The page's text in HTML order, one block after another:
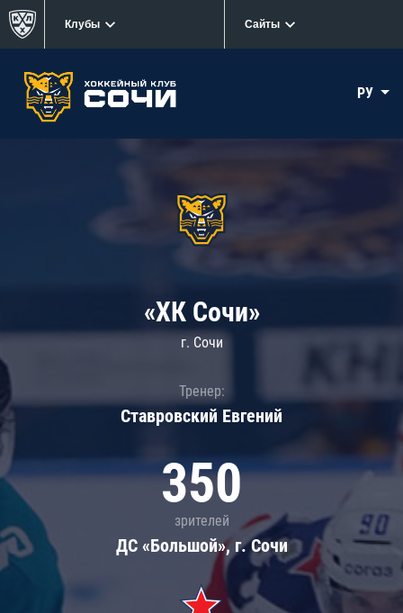
Клубы Сайты
РУ
«ХК Сочи»
г. Сочи
Тренер:
Ставровский Евгений
350
зрителей
ДС «Большой», г. Сочи